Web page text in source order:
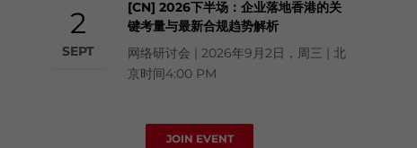
2
SEPT
[CN] 2026下半场：企业落地香港的关
键考量与最新合规趋势解析
网络研讨会 | 2026年9月2日，周三 | 北
京时间4:00 PM
JOIN EVENT